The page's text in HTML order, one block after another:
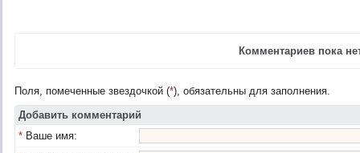
Комментариев пока
Поля, помеченные звездочкой (*), обязательны для заполнения.
Добавить комментарий
* Ваше имя: